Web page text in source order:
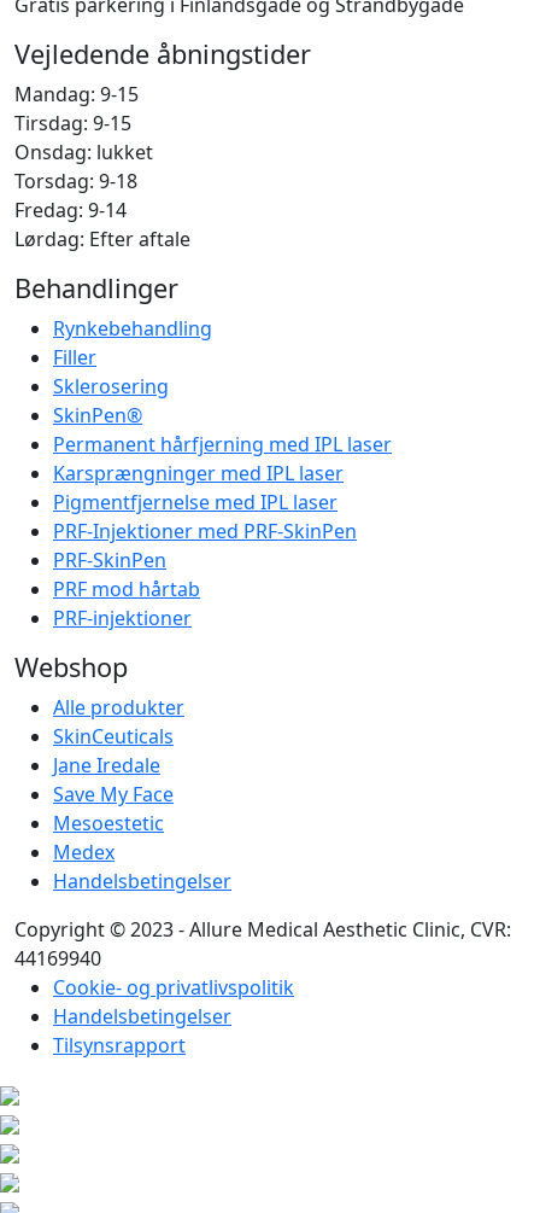
Vejledende åbningstider
Mandag: 9-15
Tirsdag: 9-15
Onsdag: lukket
Torsdag: 9-18
Fredag: 9-14
Lørdag: Efter aftale
Behandlinger
Rynkebehandling
Filler
Sklerosering
SkinPen®
Permanent hårfjerning med IPL laser
Karsprængninger med IPL laser
Pigmentfjernelse med IPL laser
PRF-Injektioner med PRF-SkinPen
PRF-SkinPen
PRF mod hårtab
PRF-injektioner
Webshop
Alle produkter
SkinCeuticals
Jane Iredale
Save My Face
Mesoestetic
Medex
Handelsbetingelser
Copyright © 2023 - Allure Medical Aesthetic Clinic, CVR:
44169940
Cookie- og privatlivspolitik
Handelsbetingelser
Tilsynsrapport